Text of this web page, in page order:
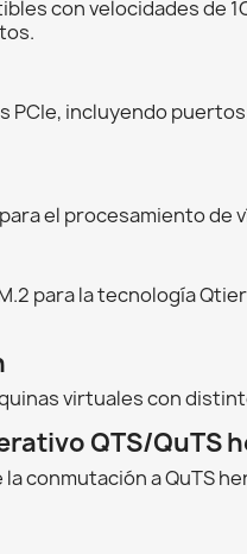
con velocidades de
incluyendo
el procesamiento de
para la tecnología
virtuales con
QTS/QuTS
conmutación a QuTS